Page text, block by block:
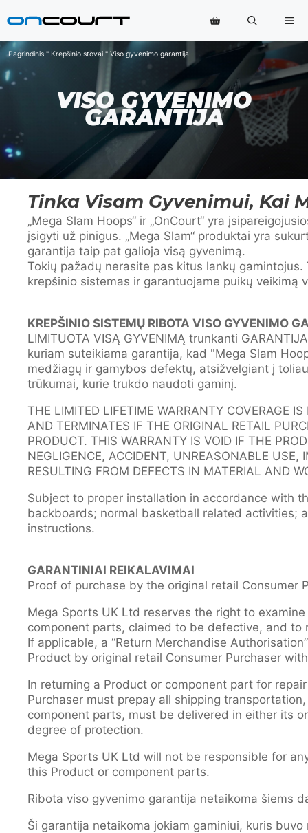
prie
Pagrindinis " Krepšinio stovai " Viso gyvenimo garantija
VISO GYVENIMO
GARANTIJA
Tinka Visam Gyvenimui, Kai
„Mega Slam Hoops“ ir „OnCourt“ yra
įsigyti už pinigus. „Mega Slam“ produktai yra
garantija taip pat galioja visą gyvenimą.
Tokių pažadų nerasite pas kitus lankų
krepšinio sistemas ir garantuojame puikų veikimą
KREPŠINIO SISTEMŲ RIBOTA VISO GYVENIMO
LIMITUOTA VISĄ GYVENIMĄ trunkanti
kuriam suteikiama garantija, kad "Mega Slam
medžiagų ir gamybos defektų, atsižvelgiant į
trūkumai, kurie trukdo naudoti gaminį.
THE LIMITED LIFETIME WARRANTY COVERAGE
AND TERMINATES IF THE ORIGINAL RETAIL
PRODUCT. THIS WARRANTY IS VOID IF THE
NEGLIGENCE, ACCIDENT, UNREASONABLE
RESULTING FROM DEFECTS IN MATERIAL AND
Subject to proper installation in accordance with
backboards; normal basketball related activities;
instructions.
GARANTINIAI REIKALAVIMAI
Proof of purchase by the original retail Consumer
Mega Sports UK Ltd reserves the right to
component parts, claimed to be defective, and
If applicable, a “Return Merchandise
Product by original retail Consumer Purchaser
In returning a Product or component part for
Purchaser must prepay all shipping
component parts, must be delivered in either its
degree of protection.
Mega Sports UK Ltd will not be responsible for
this Product or component parts.
Ribota viso gyvenimo garantija netaikoma šiems
Ši garantija netaikoma jokiam gaminiui, kuris